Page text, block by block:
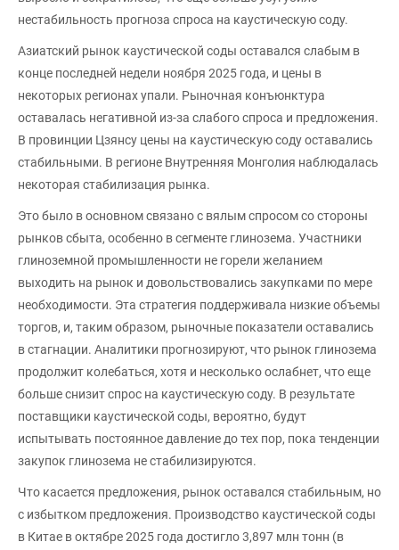
нестабильность прогноза спроса на каустическую соду.
Азиатский рынок каустической соды оставался слабым в
конце последней недели ноября 2025 года, и цены в
некоторых регионах упали. Рыночная конъюнктура
оставалась негативной из-за слабого спроса и предложения.
В провинции Цзянсу цены на каустическую соду оставались
стабильными. В регионе Внутренняя Монголия наблюдалась
некоторая стабилизация рынка.
Это было в основном связано с вялым спросом со стороны
рынков сбыта, особенно в сегменте глинозема. Участники
глиноземной промышленности не горели желанием
выходить на рынок и довольствовались закупками по мере
необходимости. Эта стратегия поддерживала низкие объемы
торгов, и, таким образом, рыночные показатели оставались
в стагнации. Аналитики прогнозируют, что рынок глинозема
продолжит колебаться, хотя и несколько ослабнет, что еще
больше снизит спрос на каустическую соду. В результате
поставщики каустической соды, вероятно, будут
испытывать постоянное давление до тех пор, пока тенденции
закупок глинозема не стабилизируются.
Что касается предложения, рынок оставался стабильным, но
с избытком предложения. Производство каустической соды
в Китае в октябре 2025 года достигло 3,897 млн тонн (в